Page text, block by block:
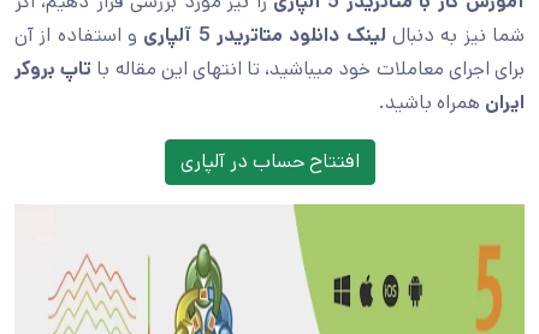
شما نیز به دنبال لینک دانلود متاتریدر 5 آلپاری
و استفاده از آن
برای اجرای معاملات خود میباشید، تا انتهای این مقاله با تاپ بروکر
ایران همراه باشید.
افتتاح حساب در آلپاری